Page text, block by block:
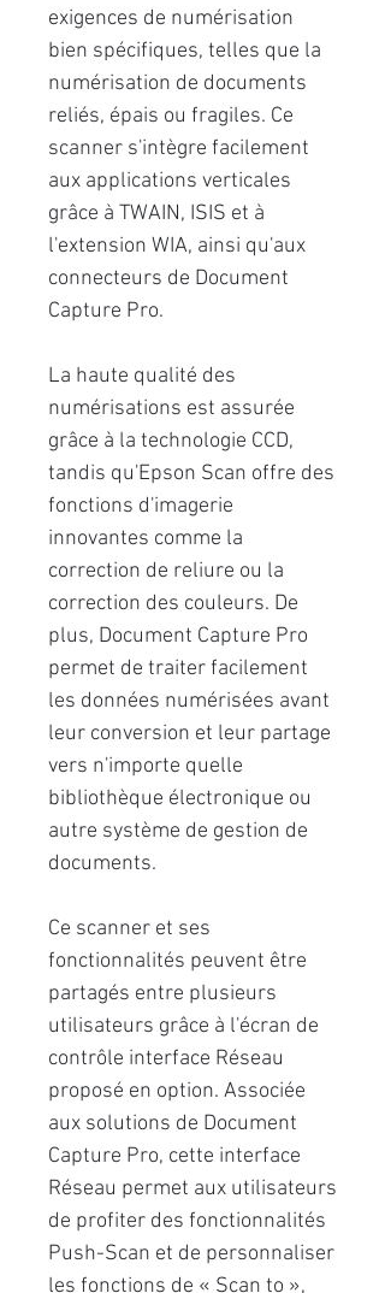
exigences de numérisation
bien spécifiques, telles que la
numérisation de documents
reliés, épais ou fragiles. Ce
scanner s'intègre facilement
aux applications verticales
grâce à TWAIN, ISIS et à
l'extension WIA, ainsi qu'aux
connecteurs de Document
Capture Pro.
La haute qualité des
numérisations est assurée
grâce à la technologie CCD,
tandis qu'Epson Scan offre des
fonctions d'imagerie
innovantes comme la
correction de reliure ou la
correction des couleurs. De
plus, Document Capture Pro
permet de traiter facilement
les données numérisées avant
leur conversion et leur partage
vers n'importe quelle
bibliothèque électronique ou
autre système de gestion de
documents.
Ce scanner et ses
fonctionnalités peuvent être
partagés entre plusieurs
utilisateurs grâce à l'écran de
contrôle interface Réseau
proposé en option. Associée
aux solutions de Document
Capture Pro, cette interface
Réseau permet aux utilisateurs
de profiter des fonctionnalités
Push-Scan et de personnaliser
les fonctions de « Scan to »,